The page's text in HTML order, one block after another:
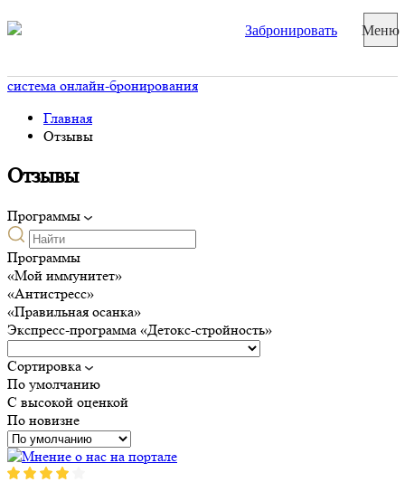
Забронировать Меню
система онлайн-бронирования
Главная
Отзывы
Отзывы
Программы
Программы
«Мой иммунитет»
«Антистресс»
«Правильная осанка»
Экспресс-программа «Детокс-стройность»
Сортировка
По умолчанию
С высокой оценкой
По новизне